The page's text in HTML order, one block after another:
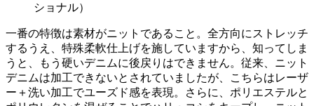
ショナル）
一番の特徴は素材がニットであること。全方向にストレッチ
するうえ、特殊柔軟仕上げを施していますから、知ってしま
うと、もう硬いデニムに後戻りはできません。従来、ニット
デニムは加工できないとされていましたが、こちらはレーザ
ー＋洗い加工でユーズド感を表現。さらに、ポリエステルと